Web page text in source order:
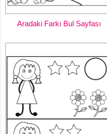
Aradaki Farkı Bul Sayfası